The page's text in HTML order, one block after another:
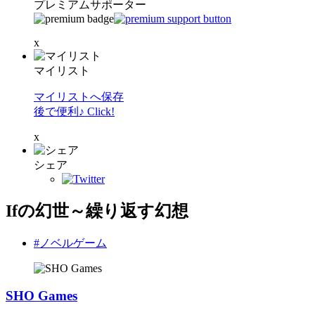
プレミアムサポーター
x
マイリスト
マイリストへ保存
後で便利♪ Click!
x
シェア
Ifの幻世～繰り返す幻想
#ノベルゲーム
SHO Games